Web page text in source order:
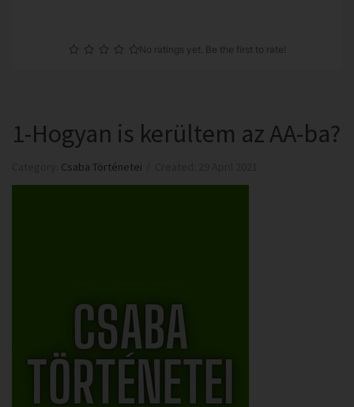
No ratings yet. Be the first to rate!
1-Hogyan is kerültem az AA-ba?
Csaba Történetei